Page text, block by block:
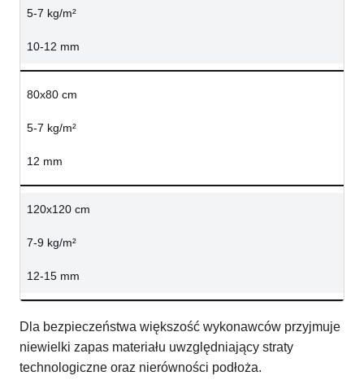
5-7 kg/m²
10-12 mm
80x80 cm
5-7 kg/m²
12 mm
120x120 cm
7-9 kg/m²
12-15 mm
Dla bezpieczeństwa większość wykonawców przyjmuje
niewielki zapas materiału uwzględniający straty
technologiczne oraz nierówności podłoża.